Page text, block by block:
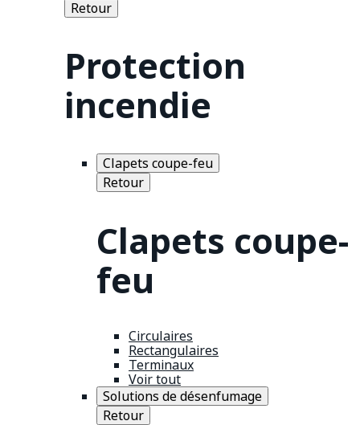
Retour
Protection
incendie
Clapets coupe-feu
Retour
Clapets coupe-
feu
Circulaires
Rectangulaires
Terminaux
Voir tout
Solutions de désenfumage
Retour